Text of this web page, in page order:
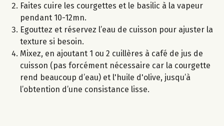
Faites cuire les courgettes et le basilic à la vapeur
pendant 10-12mn.
Egouttez et réservez l’eau de cuisson pour ajuster la
texture si besoin.
Mixez, en ajoutant 1 ou 2 cuillères à café de jus de
cuisson (pas forcément nécessaire car la courgette
rend beaucoup d’eau) et l'huile d'olive, jusqu’à
l’obtention d’une consistance lisse.